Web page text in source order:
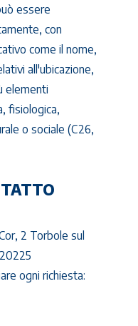
essere
con
come il nome,
all'ubicazione,
elementi
fisiologica,
o sociale (C26,
2 Torbole sul
ogni richiesta: